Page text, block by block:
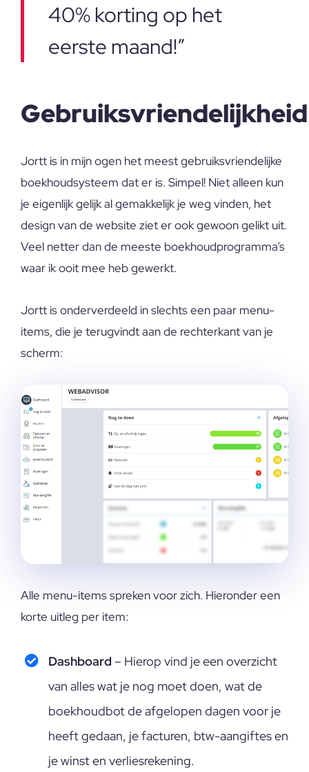
40% korting op het
eerste maand!”
Gebruiksvriendelijkheid
Jortt is in mijn ogen het meest gebruiksvriendelijke
boekhoudsysteem dat er is. Simpel! Niet alleen kun
je eigenlijk gelijk al gemakkelijk je weg vinden, het
design van de website ziet er ook gewoon gelikt uit.
Veel netter dan de meeste boekhoudprogramma’s
waar ik ooit mee heb gewerkt.
Jortt is onderverdeeld in slechts een paar menu-
items, die je terugvindt aan de rechterkant van je
scherm:
Alle menu-items spreken voor zich. Hieronder een
korte uitleg per item:
Dashboard – Hierop vind je een overzicht
van alles wat je nog moet doen, wat de
boekhoudbot de afgelopen dagen voor je
heeft gedaan, je facturen, btw-aangiftes en
je winst en verliesrekening.